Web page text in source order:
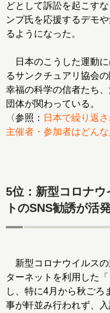
どとして訴訟を起こす
ンプ氏を応援するデモ
るようになった。
日本のこうした運動
るサンクチュアリ協会
幸福の科学の信者たち
団体が関わっている。
〈参照： 日本で繰り返
主催者・参加者はどん
5位：新型コロナ
トのSNS勧誘が活
新型コロナウイルス
ターネットを利用した
し、特に4月から秋ごろ
事が軒並み行われず、